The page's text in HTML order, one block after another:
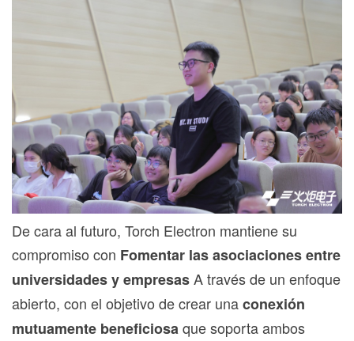
De cara al futuro, Torch Electron mantiene su
compromiso con Fomentar las asociaciones entre
universidades y empresasA través de un enfoque
abierto, con el objetivo de crear unaconexión
mutuamente beneficiosaque soporta ambos